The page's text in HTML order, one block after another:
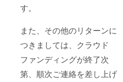
す。
また、その他のリターンに
つきましては、クラウド
ファンディングが終了次
第、順次ご連絡を差し上げ